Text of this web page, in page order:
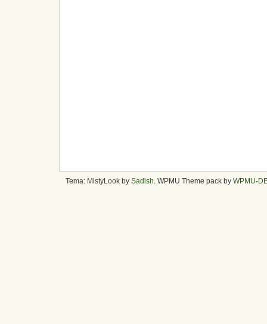
Tema: MistyLook by Sadish . WPMU Theme pack by WPMU-